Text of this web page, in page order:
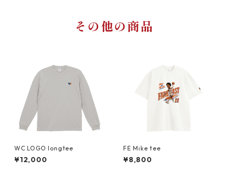
その他の商品
WC LOGO longtee
¥12,000
FE Mike tee
¥8,800